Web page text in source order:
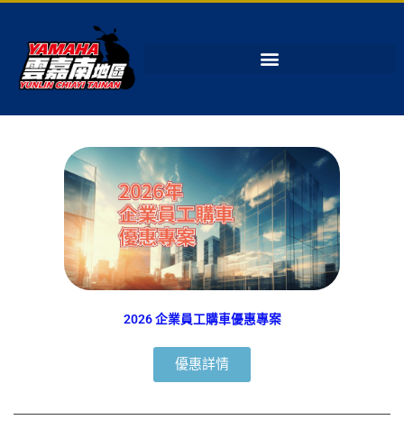
2026 企業員工購車優惠專案
優惠詳情